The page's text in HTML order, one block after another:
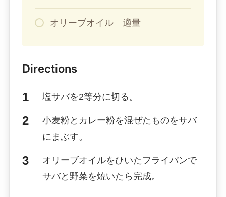
オリーブオイル 適量
Directions
塩サバを2等分に切る。
小麦粉とカレー粉を混ぜたものをサバ
にまぶす。
オリーブオイルをひいたフライパンで
サバと野菜を焼いたら完成。